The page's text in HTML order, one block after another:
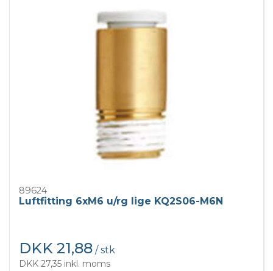
89624
Luftfitting 6xM6 u/rg lige KQ2S06-M6N
DKK 21,88 / stk
DKK 27,35 inkl. moms